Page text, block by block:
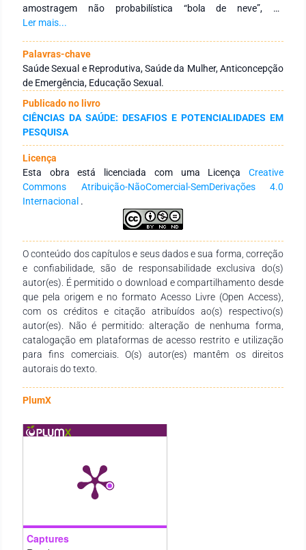
amostragem não probabilística “bola de neve”, os
universitários preencheram, de forma digital, um formulário
formação acadêmica, vida sexual e uso de anticoncepção de
emergência. O teste qui-quadrado foi utilizado para avaliar a
associação de variáveis (quantitativa e qualitativa) com uso
de anticoncepção de emergência. Resultados: Em 166
mulheres universitárias, 159 tinham vida sexual ativa e
tiveram pelo menos um parceiro sexual nos últimos 12 meses.
A prevalência de uso de anticoncepção de emergência, pelo
menos uma vez na vida, foi de 40,9%, sendo que muitas
universitárias utilizaram o método nos últimos 12 meses. O
motivo mais frequente para uso da anticoncepção de
emergência foi a não utilização do preservativo (53,8%).
Muitas universitárias relataram o uso de anticoncepção de
emergência em até 24 horas após a relação sexual (47,6%).
(95,3%), sem prescrição médica (100%) e sem orientação de
profissional de saúde (90,7%). Algumas universitárias
afirmaram que o uso de anticoncepção de emergência
protegia contra infecções sexualmente transmissíveis (9,2%)
e consideravam como método como abortivo (67,6%). A
idade (de 18 a 21 anos) e a idade da primeira relação sexual
(menor que 15 anos) foram identificados como fatores
associados ao uso de anticoncepção de emergência. As
condições oriundas da atual pandemia não alteraram o uso
(87,7%) pelas participantes. Conclusão: Este estudo revelou
emergência. Lacunas no conhecimento sobre anticoncepção
de emergência foram detectadas e indicaram a importância
diferentes locais de ensino-aprendizagem, formais e não-
Ler mais...
Palavras-chave
Saúde Sexual e Reprodutiva, Saúde da Mulher, Anticoncepção
de Emergência, Educação Sexual.
Publicado no livro
CIÊNCIAS DA SAÚDE: DESAFIOS E POTENCIALIDADES EM
PESQUISA
Licença
Esta obra está licenciada com uma Licença Creative
Commons Atribuição-NãoComercial-SemDerivações 4.0
Internacional .
O conteúdo dos capítulos e seus dados e sua forma, correção
e confiabilidade, são de responsabilidade exclusiva do(s)
autor(es). É permitido o download e compartilhamento desde
que pela origem e no formato Acesso Livre (Open Access),
com os créditos e citação atribuídos ao(s) respectivo(s)
autor(es). Não é permitido: alteração de nenhuma forma,
catalogação em plataformas de acesso restrito e utilização
para fins comerciais. O(s) autor(es) mantêm os direitos
autorais do texto.
PlumX
Captures